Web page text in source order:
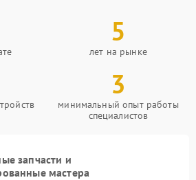
5
лет на рынке
3
минимальный опыт работы
специалистов
запчасти и
мастера